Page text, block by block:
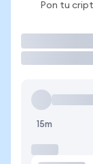
Pon tu
15m